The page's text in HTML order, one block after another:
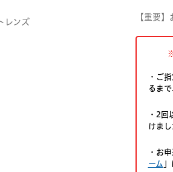
レンズ 【重要
・ご
るま
・2回
けま
・お
ーム